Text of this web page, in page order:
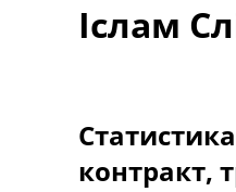
Турніри
Англія.
Іслам
контракт,